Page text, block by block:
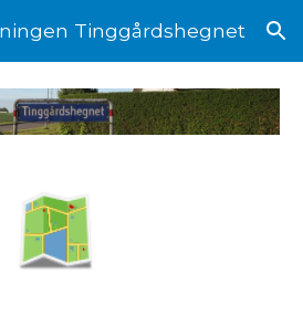
Skip to navigation
Tinggårdshegnet